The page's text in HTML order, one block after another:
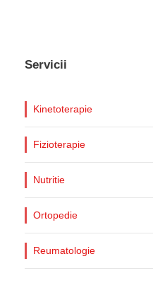
Servicii
Kinetoterapie
Fizioterapie
Nutritie
Ortopedie
Reumatologie